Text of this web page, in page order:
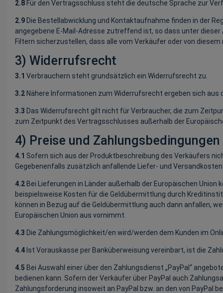
2.8 Für den Vertragsschluss steht die deutsche Sprache zur
2.9 Die Bestellabwicklung und Kontaktaufnahme finden in der
angegebene E-Mail-Adresse zutreffend ist, so dass unter
Filtern sicherzustellen, dass alle vom Verkäufer oder von
3) Widerrufsrecht
3.1 Verbrauchern steht grundsätzlich ein Widerrufsrecht zu.
3.2 Nähere Informationen zum Widerrufsrecht ergeben sich aus
3.3 Das Widerrufsrecht gilt nicht für Verbraucher, die zum
zum Zeitpunkt des Vertragsschlusses außerhalb der
4) Preise und Zahlungsbedingungen
4.1 Sofern sich aus der Produktbeschreibung des Verkäufers
Gegebenenfalls zusätzlich anfallende Liefer- und
4.2 Bei Lieferungen in Länder außerhalb der Europäischen
beispielsweise Kosten für die Geldübermittlung durch
können in Bezug auf die Geldübermittlung auch dann anfallen,
Europäischen Union aus vornimmt.
4.3 Die Zahlungsmöglichkeit/en wird/werden dem Kunden im
4.4 Ist Vorauskasse per Banküberweisung vereinbart, ist die
4.5 Bei Auswahl einer über den Zahlungsdienst „PayPal“
bedienen kann. Sofern der Verkäufer über PayPal auch
Zahlungsforderung insoweit an PayPal bzw. an den von